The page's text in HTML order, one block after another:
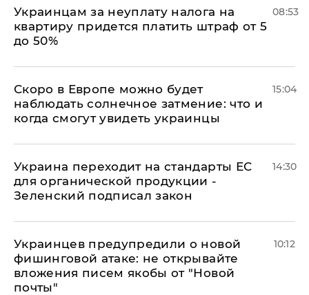
Украинцам за неуплату налога на
квартиру придется платить штраф от 5
до 50%
08:53
Скоро в Европе можно будет
наблюдать солнечное затмение: что и
когда смогут увидеть украинцы
15:04
Украина переходит на стандарты ЕС
для органической продукции -
Зеленский подписал закон
14:30
Украинцев предупредили о новой
фишинговой атаке: не открывайте
вложения писем якобы от "Новой
почты"
10:12